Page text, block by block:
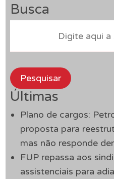
Busca
Pesquisar
Últimas
Plano de cargos:
proposta para
mas não responde
FUP repassa aos
assistenciais para